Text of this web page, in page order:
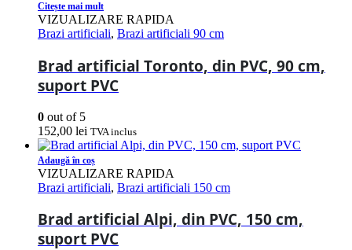
Citește mai mult
VIZUALIZARE RAPIDA
Brazi artificiali, Brazi artificiali 90 cm
Brad artificial Toronto, din PVC, 90 cm,
suport PVC
0 out of 5
152,00 lei TVA inclus
Adaugă în coș
VIZUALIZARE RAPIDA
Brazi artificiali, Brazi artificiali 150 cm
Brad artificial Alpi, din PVC, 150 cm,
suport PVC